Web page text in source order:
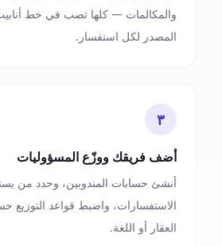
والمكالمات — كلها تصب في خط
المصدر لكل استفسار.
٣
أضف فريقك ووزّع المسؤوليات
أنشئ حسابات المندوبين، وحدد من
الاستفسارات، واضبط قواعد التوزيع
العقار أو اللغة.